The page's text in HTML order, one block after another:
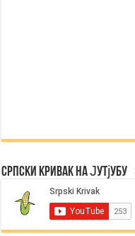
Српски Кривак на Јутјубу